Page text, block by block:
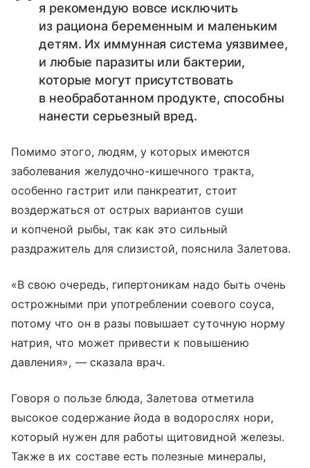
я рекомендую вовсе исключить
из рациона беременным и маленьким
детям. Их иммунная система уязвимее,
и любые паразиты или бактерии,
которые могут присутствовать
в необработанном продукте, способны
нанести серьезный вред.
Помимо этого, людям, у которых имеются
заболевания желудочно-кишечного тракта,
особенно гастрит или панкреатит, стоит
воздержаться от острых вариантов суши
и копченой рыбы, так как это сильный
раздражитель для слизистой, пояснила Залетова.
«В свою очередь, гипертоникам надо быть очень
острожными при употреблении соевого соуса,
потому что он в разы повышает суточную норму
натрия, что может привести к повышению
давления», — сказала врач.
Говоря о пользе блюда, Залетова отметила
высокое содержание йода в водорослях нори,
который нужен для работы щитовидной железы.
Также в их составе есть полезные минералы,